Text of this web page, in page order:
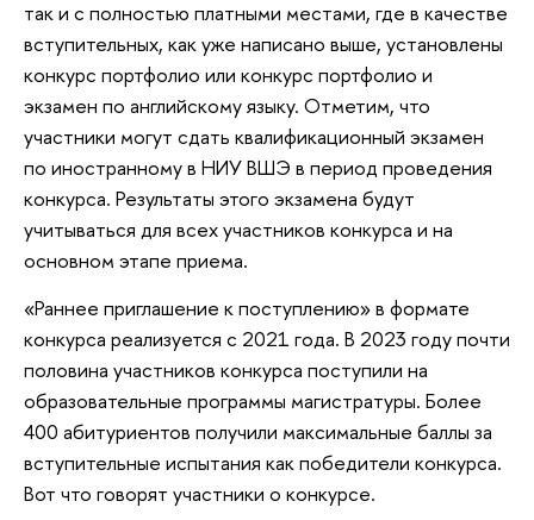
так и с полностью платными местами, где в качестве
вступительных, как уже написано выше, установлены
конкурс портфолио или конкурс портфолио и
экзамен по английскому языку. Отметим, что
участники могут сдать квалификационный экзамен
по иностранному в НИУ ВШЭ в период проведения
конкурса. Результаты этого экзамена будут
учитываться для всех участников конкурса и на
основном этапе приема.
«Раннее приглашение к поступлению» в формате
конкурса реализуется с 2021 года. В 2023 году почти
половина участников конкурса поступили на
образовательные программы магистратуры. Более
400 абитуриентов получили максимальные баллы за
вступительные испытания как победители конкурса.
Вот что говорят участники о конкурсе.